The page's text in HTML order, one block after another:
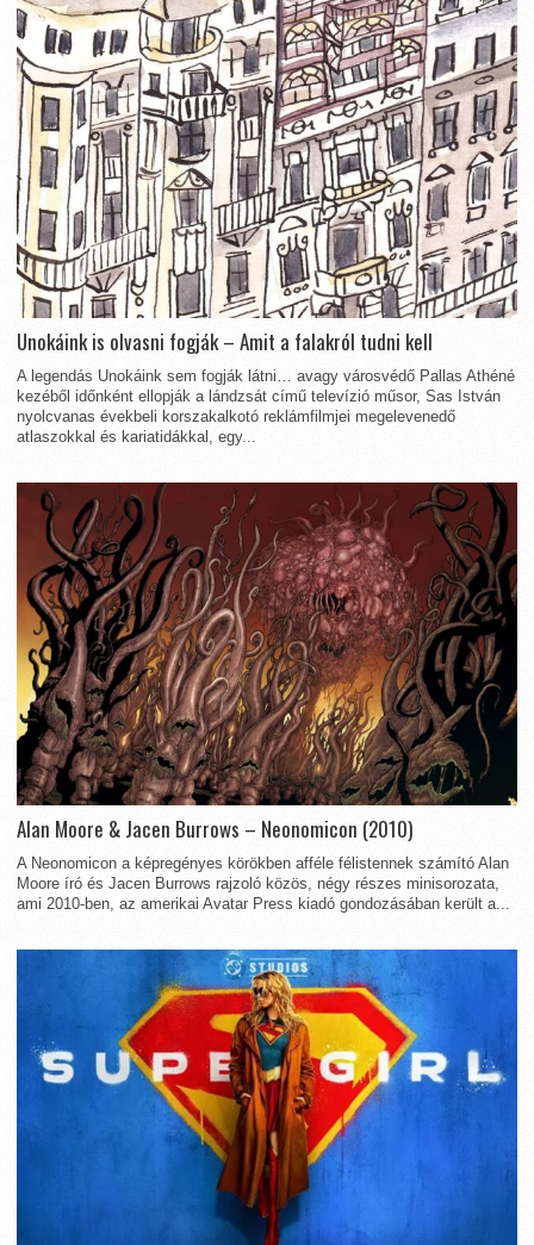
Unokáink is olvasni fogják – Amit a falakról tudni kell
A legendás Unokáink sem fogják látni… avagy városvédő Pallas Athéné
kezéből időnként ellopják a lándzsát című televízió műsor, Sas István
nyolcvanas évekbeli korszakalkotó reklámfilmjei megelevenedő
atlaszokkal és kariatidákkal, egy...
Alan Moore & Jacen Burrows – Neonomicon (2010)
A Neonomicon a képregényes körökben afféle félistennek számító Alan
Moore író és Jacen Burrows rajzoló közös, négy részes minisorozata,
ami 2010-ben, az amerikai Avatar Press kiadó gondozásában került a...